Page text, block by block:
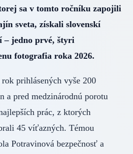
sa v tomto ročníku zapojili
sveta, získali slovenskí
– jedno prvé, štyri
fotografia roka 2026.
prihlásených vyše 200
a pred medzinárodnú porotu
prác, z ktorých
45 víťazných. Témou
Potravinová bezpečnosť a